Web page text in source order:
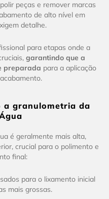
peças e remover marcas
de alto nível em
detalhe.
para etapas onde a
garantindo que a
preparada para a aplicação
a granulometria da
é geralmente mais alta,
crucial para o polimento e
final:
para o lixamento inicial
mais grossas.